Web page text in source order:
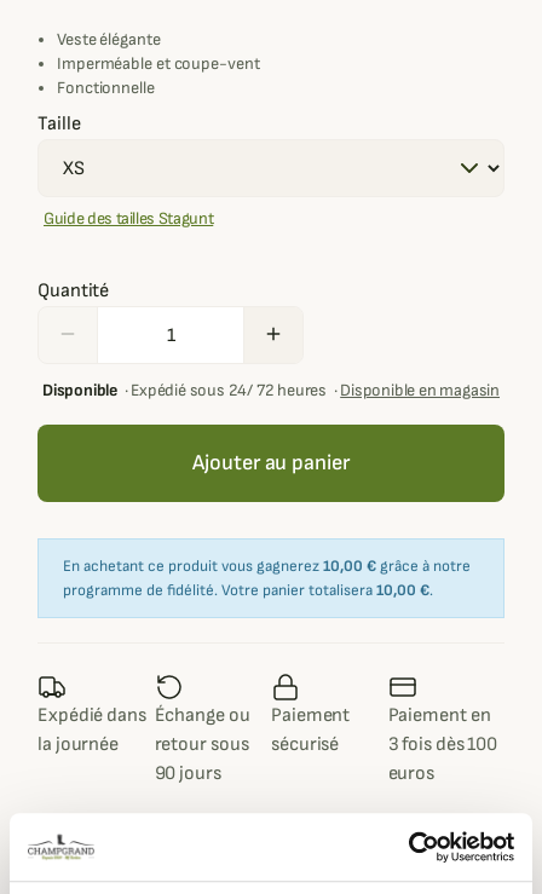
Veste élégante
Imperméable et coupe-vent
Fonctionnelle
Taille
Guide des tailles Stagunt
Quantité
remove add
Disponible·Expédié sous 24/ 72 heures ·Disponible en magasin
Ajouter au panier
En achetant ce produit vous gagnerez10,00 € grâce à notre
programme de fidélité. Votre panier totalisera10,00 €.
Expédié dans
la journée
Échange ou
retour sous
90 jours
Paiement
sécurisé
Paiement en
3 fois dès 100
euros